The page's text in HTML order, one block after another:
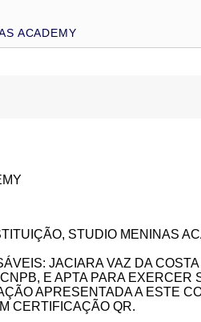
ACADEMY
STUDIO MENINAS
JACIARA VAZ DA
E APTA PARA EXERCER
APRESENTADA A ESTE
CERTIFICAÇÃO QR.